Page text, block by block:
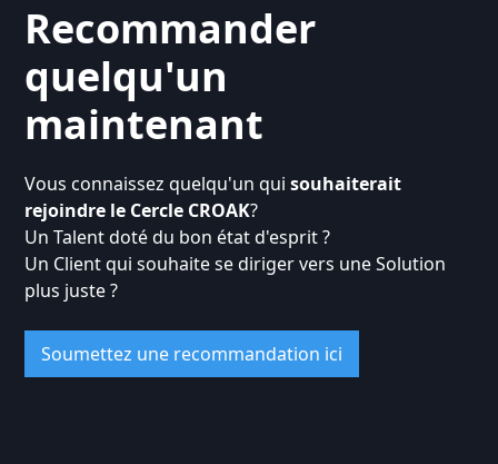
Recommander
quelqu'un
maintenant
Vous connaissez quelqu'un quisouhaiterait
rejoindre le Cercle CROAK?
Un Talent doté du bon état d'esprit ?
Un Client qui souhaite se diriger vers une Solution
plus juste ?
Soumettez une recommandation ici